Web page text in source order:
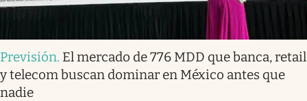
Previsión. El mercado de 776 MDD que banca, retail
y telecom buscan dominar en México antes que
nadie